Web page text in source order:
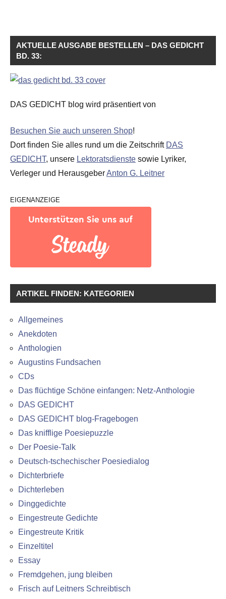
AKTUELLE AUSGABE BESTELLEN – DAS GEDICHT
BD. 33:
DAS GEDICHT blog wird präsentiert von
Besuchen Sie auch unseren Shop!
Dort finden Sie alles rund um die Zeitschrift DAS
GEDICHT, unsere Lektoratsdienste sowie Lyriker,
Verleger und HerausgeberAnton G. Leitner
EIGENANZEIGE
ARTIKEL FINDEN: KATEGORIEN
Allgemeines
Anekdoten
Anthologien
Augustins Fundsachen
CDs
Das flüchtige Schöne einfangen: Netz-Anthologie
DAS GEDICHT
DAS GEDICHT blog-Fragebogen
Das knifflige Poesiepuzzle
Der Poesie-Talk
Deutsch-tschechischer Poesiedialog
Dichterbriefe
Dichterleben
Dinggedichte
Eingestreute Gedichte
Eingestreute Kritik
Einzeltitel
Essay
Fremdgehen, jung bleiben
Frisch auf Leitners Schreibtisch